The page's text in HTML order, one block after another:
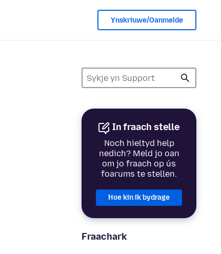
Ynskriuwe/Oanmelde
In fraach stelle
Noch hieltyd help
nedich? Meld jo oan
om jo fraach op ús
foarums te stellen.
Hoe kin ik bydrage
Fraachark